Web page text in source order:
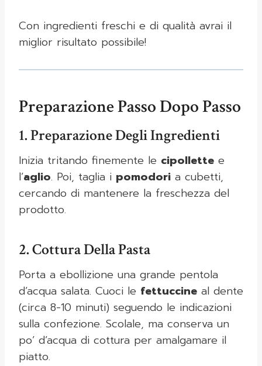
Con ingredienti freschi e di qualità avrai il
miglior risultato possibile!
Preparazione Passo Dopo Passo
1. Preparazione Degli Ingredienti
Inizia tritando finemente le cipollette e
l’aglio. Poi, taglia i pomodori a cubetti,
cercando di mantenere la freschezza del
prodotto.
2. Cottura Della Pasta
Porta a ebollizione una grande pentola
d’acqua salata. Cuoci le fettuccine al dente
(circa 8-10 minuti) seguendo le indicazioni
sulla confezione. Scolale, ma conserva un
po’ d’acqua di cottura per amalgamare il
piatto.